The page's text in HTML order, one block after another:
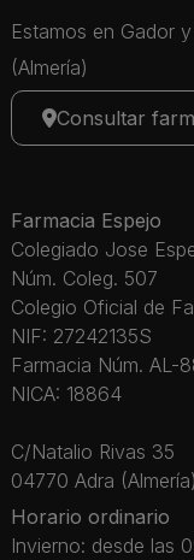
Estamos en Gador
(Almería)
Consultar
Farmacia Espejo
Colegiado Jose
Núm. Coleg. 507
Colegio Oficial de
NIF: 27242135S
Farmacia Núm. AL-
NICA: 18864
C/Natalio Rivas 35
04770 Adra (Almería)
Horario ordinario
Invierno: desde las